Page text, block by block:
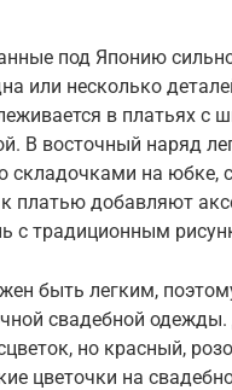
под Японию
или несколько
в платьях
В восточный наряд
на юбке,
платью добавляют
с традиционным
быть легким,
свадебной
но красный,
цветочки на